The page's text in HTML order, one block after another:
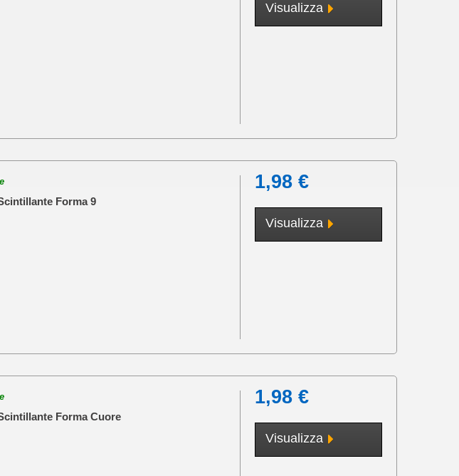
Visualizza
Forma 9
1,98 €
Visualizza
Forma Cuore
1,98 €
Visualizza